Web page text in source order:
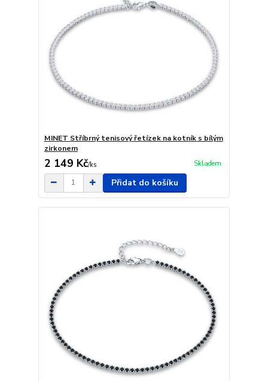
MINET Stříbrný tenisový řetízek na kotník s bílým
zirkonem
2 149 Kč/ks Skladem
Přidat do košíku